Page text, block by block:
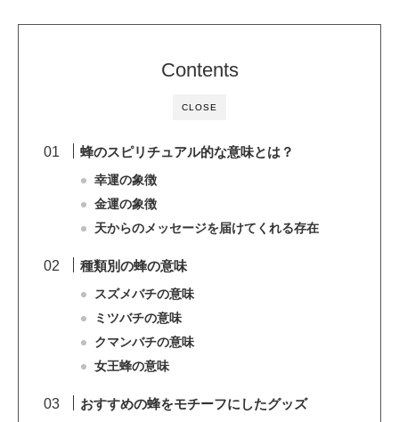
CLOSE
Contents
蜂のスピリチュアル的な意味とは？
幸運の象徴
金運の象徴
天からのメッセージを届けてくれる存在
種類別の蜂の意味
スズメバチの意味
ミツバチの意味
クマンバチの意味
女王蜂の意味
おすすめの蜂をモチーフにしたグッズ